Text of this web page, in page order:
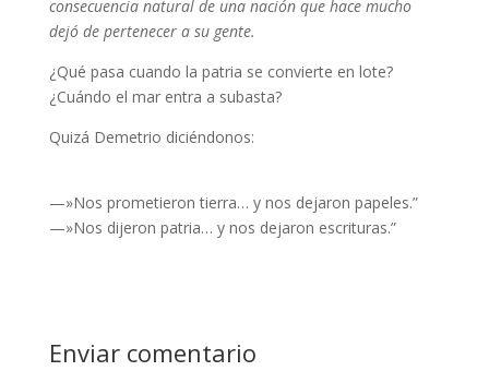
consecuencia natural de una nación que hace mucho
dejó de pertenecer a su gente.
¿Qué pasa cuando la patria se convierte en lote?
¿Cuándo el mar entra a subasta?
Quizá Demetrio diciéndonos:
—»Nos prometieron tierra… y nos dejaron papeles.”
—»Nos dijeron patria… y nos dejaron escrituras.”
Enviar comentario